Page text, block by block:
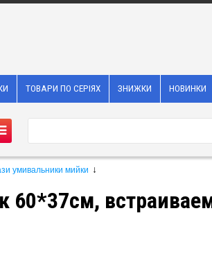
ТОВАРИ ПО СЕРІЯХ ЗНИЖКИ НОВИНКИ
умивальники мийки ↓
60*37см,